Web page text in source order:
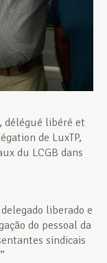
délégué libéré et
de LuxTP,
du LCGB dans
liberado e
do pessoal da
sindicais